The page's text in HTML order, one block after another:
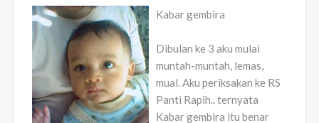
Kabar gembira
Dibulan ke 3 aku mulai
muntah-muntah, lemas,
mual. Aku periksakan ke RS
Panti Rapih.. ternyata
Kabar gembira itu benar